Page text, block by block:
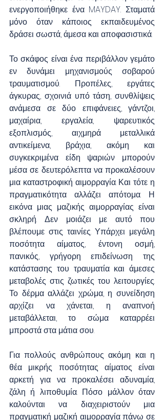
ενεργοποιήθηκε ένα MAYDAY. Σταματά
μόνο όταν κάποιος εκπαιδευμένος
δράσει σωστά, άμεσα και αποφασιστικά.
Το σκάφος είναι ένα περιβάλλον γεμάτο
εν δυνάμει μηχανισμούς σοβαρού
τραυματισμού. Προπέλες, εργάτες
άγκυρας, σχοινιά υπό τάση, συνθλίψεις
ανάμεσα σε δύο επιφάνειες, γάντζοι,
μαχαίρια, εργαλεία, ψαρευτικός
εξοπλισμός, αιχμηρά μεταλλικά
αντικείμενα, βράχια, ακόμη και
συγκεκριμένα είδη ψαριών μπορούν
μέσα σε δευτερόλεπτα να προκαλέσουν
μια καταστροφική αιμορραγία. Και τότε η
πραγματικότητα αλλάζει απότομα. Η
εικόνα μιας μαζικής αιμορραγίας είναι
σκληρή. Δεν μοιάζει με αυτό που
βλέπουμε στις ταινίες. Υπάρχει μεγάλη
ποσότητα αίματος, έντονη οσμή,
πανικός, γρήγορη επιδείνωση της
κατάστασης του τραυματία και άμεσες
μεταβολές στις ζωτικές του λειτουργίες.
Το δέρμα αλλάζει χρώμα, η συνείδηση
αρχίζει να χάνεται, η αναπνοή
μεταβάλλεται, το σώμα καταρρέει
μπροστά στα μάτια σου.
Για πολλούς ανθρώπους ακόμη και η
θέα μικρής ποσότητας αίματος είναι
αρκετή για να προκαλέσει αδυναμία,
ζάλη ή λιποθυμία. Πόσο μάλλον όταν
καλούνται να διαχειριστούν μια
πραγματική μαζική αιμορραγία πάνω σε